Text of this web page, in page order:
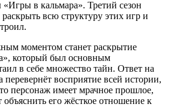
в кальмара». Третий сезон
всю структуру этих игр и
моментом станет раскрытие
который был основным
в себе множество тайн. Ответ на
перевернёт восприятие всей истории,
персонаж имеет мрачное прошлое,
его жёсткое отношение к